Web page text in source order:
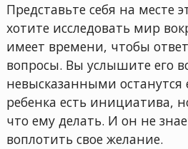
Представьте себя на месте
хотите исследовать мир
имеет времени, чтобы
вопросы. Вы услышите его
невысказанными останутся
ребенка есть инициатива,
что ему делать. И он не
воплотить свое желание.